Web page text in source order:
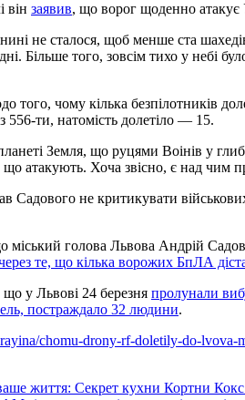
він заявив, що ворог щоденно
не сталося, щоб менше ста
Більше того, зовсім тихо у небі
того, чому кілька безпілотників
ти, натомість долетіло — 15.
Земля, що руцями Воінів у
що атакують. Хоча звісно, є над
Садового не критикувати
міський голова Львова Андрій
те, що кілька ворожих БпЛА
у Львові 24 березня пролунали
постраждало 32 людини.
chomu-drony-rf-doletily-do-
життя: Секрет кухни Кортни